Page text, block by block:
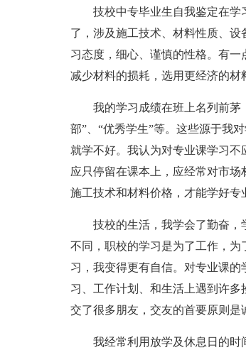
技校中专毕业生自我鉴定在
了，涉及施工技术、材料性质、
习态度，细心、谨慎的性格。有
减少材料的损耗，选用更经济的材
我的学习成绩在班上名列前茅
部”、“优秀学生”等。这些源于我
就学不好。我认为对专业课学习
应只停留在课本上，应经常对市
施工技术和材料价格，才能学好专
技校的生活，我学会了勤奋，
不同，职校的学习是为了工作，
习，我变得更有自信。对专业课
习、工作计划、和生活上遇到许
交了很多朋友，交友的首要原则是
我经常利用放学及休息日的